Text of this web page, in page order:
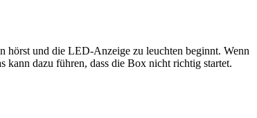
hörst und die LED-Anzeige zu leuchten beginnt. Wenn
kann dazu führen, dass die Box nicht richtig startet.